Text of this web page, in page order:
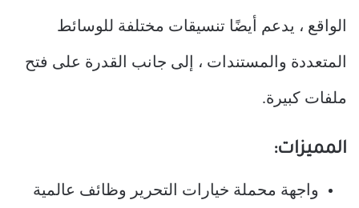
الواقع ، يدعم أيضًا تنسيقات مختلفة للوسائط
المتعددة والمستندات ، إلى جانب القدرة على فتح
ملفات كبيرة.
المميزات:
واجهة محملة خيارات التحرير وظائف عالمية